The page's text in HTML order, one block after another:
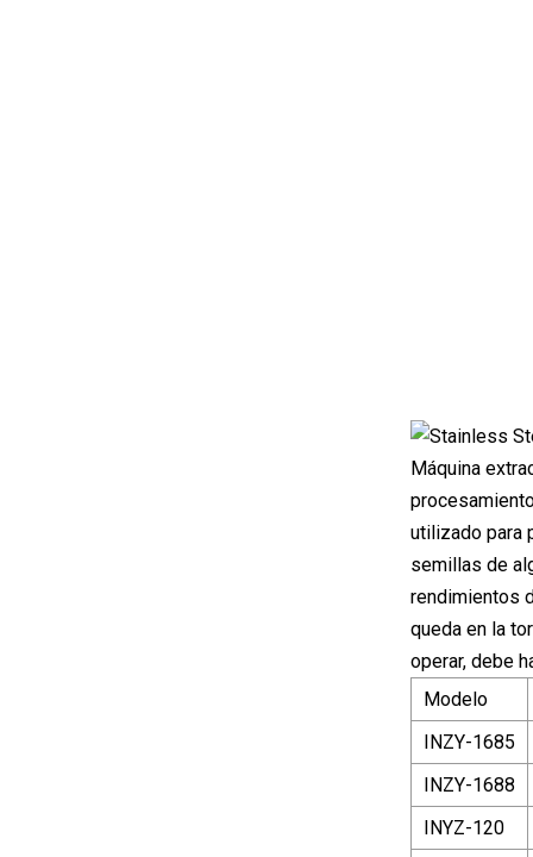
Máquina
utilizado para
semillas de
rendimientos
queda en la
operar, debe
Modelo
INZY-1685
INZY-1688
INYZ-120